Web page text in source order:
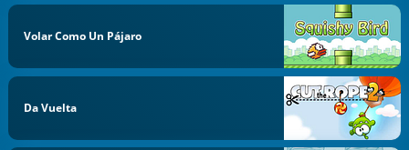
Volar Como Un Pájaro
Da Vuelta